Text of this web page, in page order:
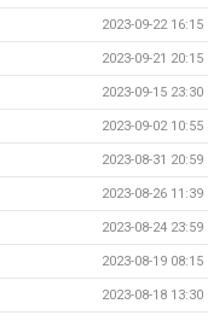
2023-09-22 16:15
2023-09-21 20:15
2023-09-15 23:30
2023-09-02 10:55
2023-08-31 20:59
2023-08-26 11:39
2023-08-24 23:59
2023-08-19 08:15
2023-08-18 13:30